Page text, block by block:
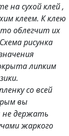
на сухой клей ,
клеем. К клею
облегчит их
рисунка
липким
со всей
вы
не держать
жаркого